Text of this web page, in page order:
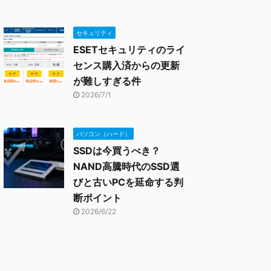
セキュリティ
ESETセキュリティのライ
センス購入済からの更新
が難しすぎる件
2026/7/1
パソコン（ハード）
SSDは今買うべき？
NAND高騰時代のSSD選
びと古いPCを延命する判
断ポイント
2026/6/22